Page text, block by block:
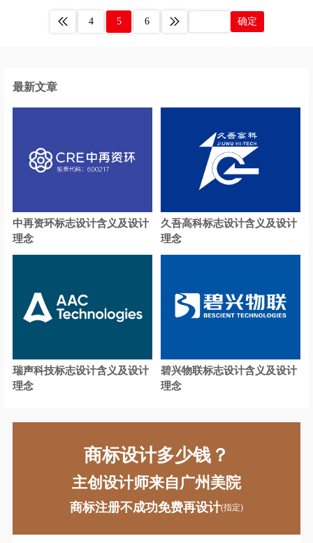
玻璃水logo设计 百货logo设计
保险logo设计
车企logo设计
存储logo设计 厨具logo设计
茶馆logo设计 茶餐厅logo设计
财经大学logo设计 传媒logo设计
电动车logo设计 地铁logo设计
电气logo设计 电器logo设计
4 5 6 确定
最新文章
中再资环标志设计含义及设计
理念
久吾高科标志设计含义及设计
理念
瑞声科技标志设计含义及设计
理念
碧兴物联标志设计含义及设计
理念
商标设计多少钱？
主创设计师来自广州美院
商标注册不成功免费再设计(指定)